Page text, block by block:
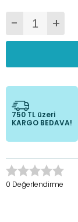
- +
750 TL üzeri
KARGO BEDAVA!
0 Değerlendirme